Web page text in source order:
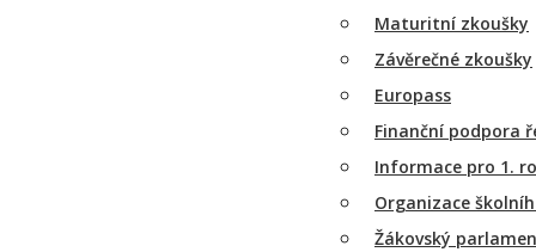
Maturitní zkoušky
Závěrečné zkoušky
Europass
Finanční podpora
Informace pro 1.
Organizace
Žákovský